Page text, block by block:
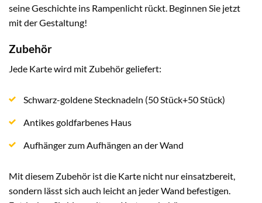
seine Geschichte ins Rampenlicht rückt. Beginnen Sie jetzt
mit der Gestaltung!
Zubehör
Jede Karte wird mit Zubehör geliefert:
Schwarz-goldene Stecknadeln (50 Stück+50 Stück)
Antikes goldfarbenes Haus
Aufhänger zum Aufhängen an der Wand
Mit diesem Zubehör ist die Karte nicht nur einsatzbereit,
sondern lässt sich auch leicht an jeder Wand befestigen.